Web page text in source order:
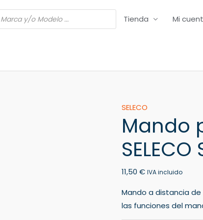
Tienda Mi
SELECO
Mando
SELECO
11,50 € IVA incluido
Mando a distancia
las funciones del
Mando
para
DVD/HDD
SELECO
-